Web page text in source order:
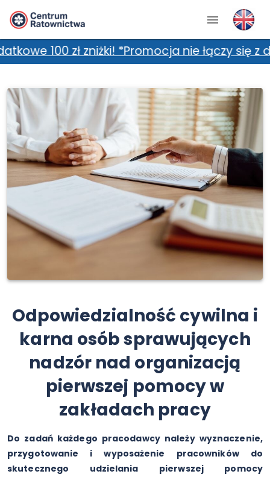
zniżki! *Promocja nie łączy się z
Odpowiedzialność cywilna i
karna osób sprawujących
nadzór nad organizacją
pierwszej pomocy w
zakładach pracy
Do zadań każdego pracodawcy należy wyznaczenie,
przygotowanie i wyposażenie pracowników do
skutecznego udzielania pierwszej pomocy